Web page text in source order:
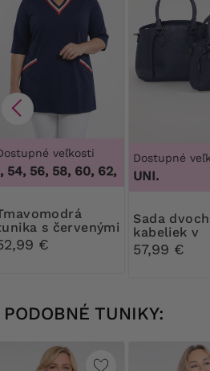
veľkosti
56, 58, 60, 62, 64 , 50, 52, 54,
s červenými
€
Dostupné
UNI.
Sada dvoch
kabeliek v
farbe
57,99 €
PODOBNÉ TUNIKY: